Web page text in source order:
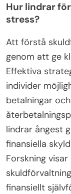
Hur lindrar
stress?
Att förstå
genom att ge
Effektiva
individer
betalningar
lindrar ångest
finansiella
Forskning
finansiellt